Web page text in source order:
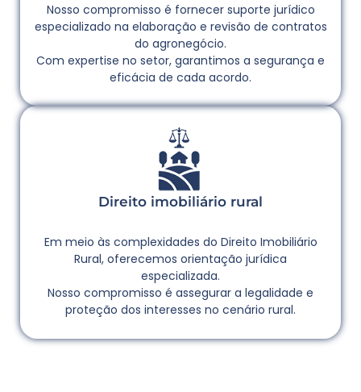
Nosso compromisso é fornecer suporte jurídico
especializado na elaboração e revisão de contratos
do agronegócio.
Com expertise no setor, garantimos a segurança e
eficácia de cada acordo.
Direito imobiliário rural
Em meio às complexidades do Direito Imobiliário
Rural, oferecemos orientação jurídica
especializada.
Nosso compromisso é assegurar a legalidade e
proteção dos interesses no cenário rural.